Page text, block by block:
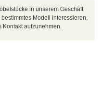
in unserem Geschäft
Modell interessieren,
Kontakt aufzunehmen.